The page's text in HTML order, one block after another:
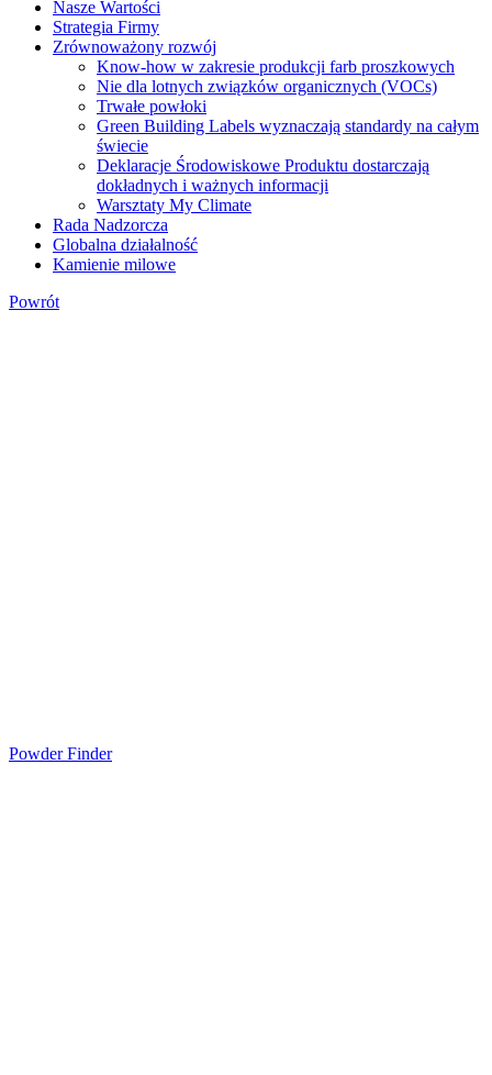
Nasze Wartości
Strategia Firmy
Zrównoważony rozwój
Know-how w zakresie produkcji farb proszkowych
Nie dla lotnych związków organicznych (VOCs)
Trwałe powłoki
Green Building Labels wyznaczają standardy na całym
świecie
Deklaracje Środowiskowe Produktu dostarczają
dokładnych i ważnych informacji
Warsztaty My Climate
Rada Nadzorcza
Globalna działalność
Kamienie milowe
Powrót
Powder Finder